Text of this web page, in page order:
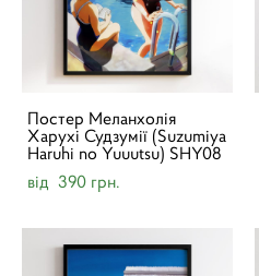
Постер Меланхолія
Харухі Судзумії (Suzumiya
Haruhi no Yuuutsu) SHY08
від 390 грн.